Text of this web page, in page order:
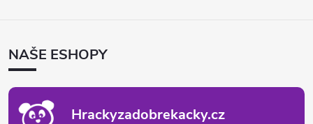
ANAŠE ESHOPY
Hrackyzadobrekacky.cz